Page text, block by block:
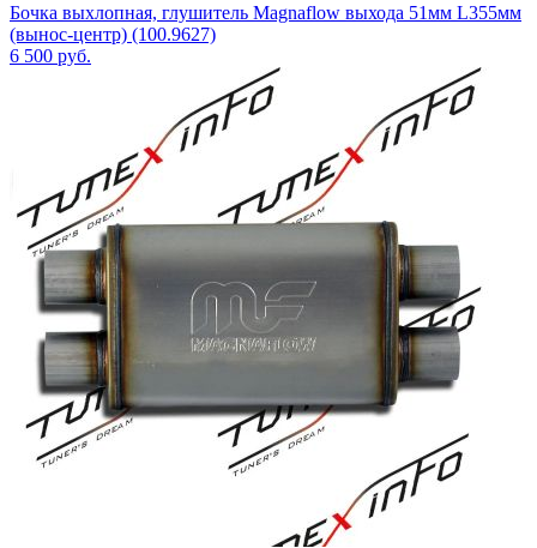
Бочка выхлопная, глушитель Magnaflow выхода 51мм L355мм
(вынос-центр) (100.9627)
6 500 руб.